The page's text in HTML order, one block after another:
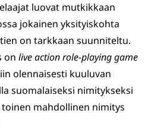
luovat mutkikkaan
jokainen yksityiskohta
on tarkkaan suunniteltu.
on live action role-playing game
olennaisesti kuuluvan
suomalaiseksi nimitykseksi
toinen mahdollinen nimitys